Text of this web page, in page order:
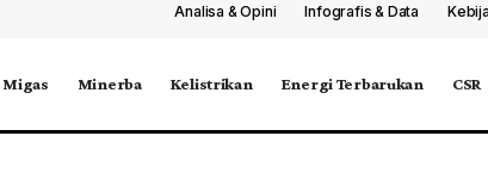
Analisa & Opini Infografis & Data
Migas Minerba Kelistrikan Energi Terbarukan CSR